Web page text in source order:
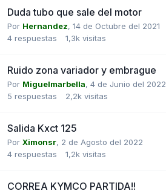
Duda tubo que sale del motor
Por Hernandez, 14 de Octubre del 2021
4 respuestas 1,3k visitas
Ruido zona variador y embrague
Por Miguelmarbella, 4 de Junio del 2022
5 respuestas 2,2k visitas
Salida Kxct 125
Por Ximonsr, 2 de Agosto del 2022
4 respuestas 1,2k visitas
CORREA KYMCO PARTIDA!!